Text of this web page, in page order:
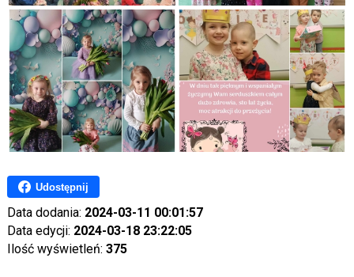
Udostępnij
Data dodania: 2024-03-11 00:01:57
Data edycji: 2024-03-18 23:22:05
Ilość wyświetleń: 375